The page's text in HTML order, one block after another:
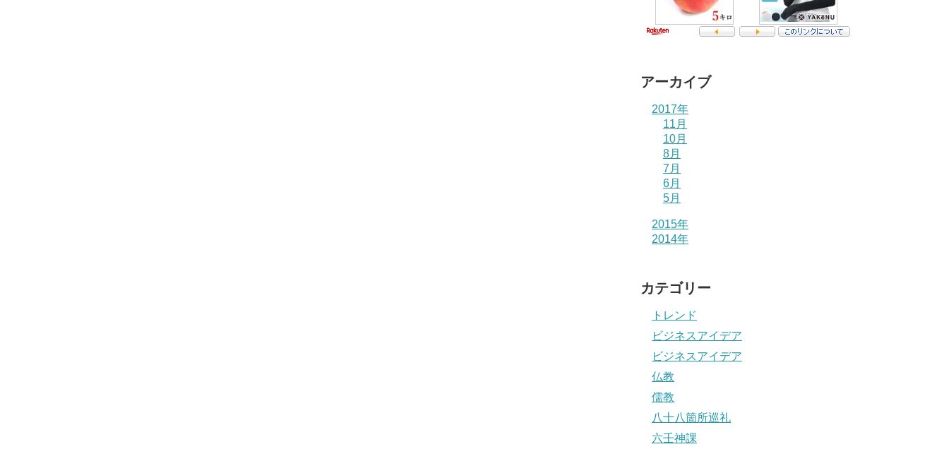
アーカイブ
2017年
11月
10月
8月
7月
6月
5月
2015年
2014年
カテゴリー
トレンド
ビジネスアイデア
ビジネスアイデア
仏教
儒教
八十八箇所巡礼
六壬神課